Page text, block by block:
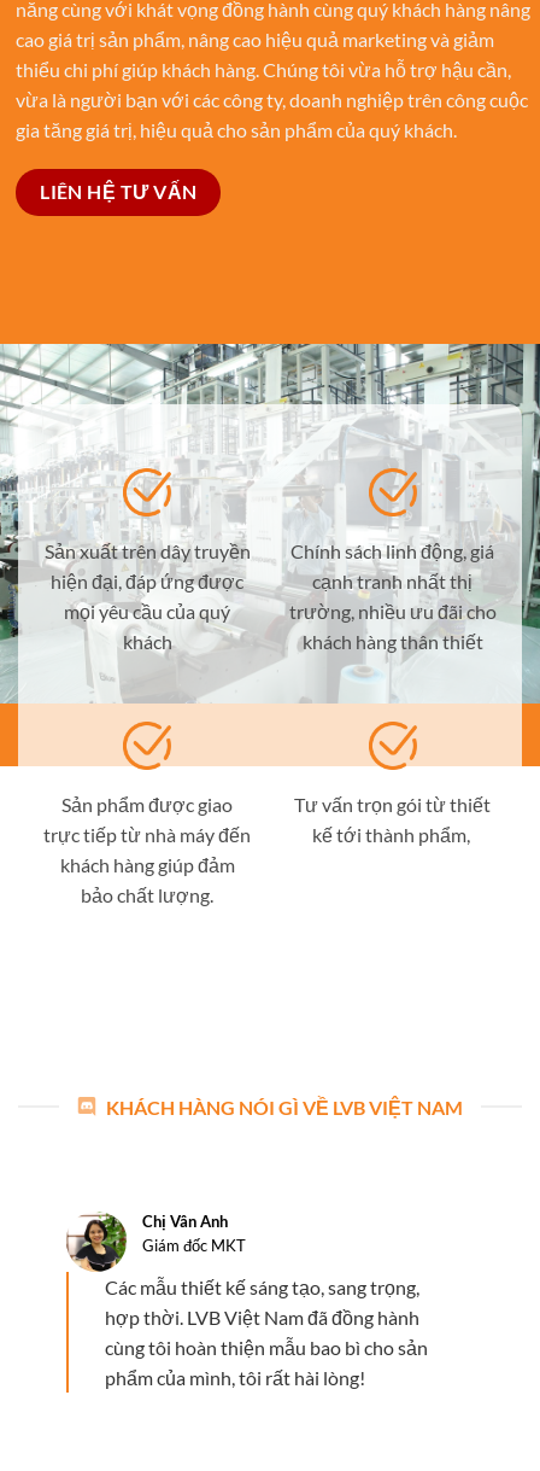
năng cùng với khát vọng đồng hành cùng quý khách hàng nâng
cao giá trị sản phẩm, nâng cao hiệu quả marketing và giảm
thiểu chi phí giúp khách hàng. Chúng tôi vừa hỗ trợ hậu cần,
vừa là người bạn với các công ty, doanh nghiệp trên công cuộc
gia tăng giá trị, hiệu quả cho sản phẩm của quý khách.
LIÊN HỆ TƯ VẤN
Sản xuất trên dây truyền
hiện đại, đáp ứng được
mọi yêu cầu của quý
khách
Chính sách linh động, giá
cạnh tranh nhất thị
trường, nhiều ưu đãi cho
khách hàng thân thiết
Sản phẩm được giao
trực tiếp từ nhà máy đến
khách hàng giúp đảm
bảo chất lượng.
Tư vấn trọn gói từ thiết
kế tới thành phẩm,
KHÁCH HÀNG NÓI GÌ VỀ LVB VIỆT NAM
Chị Vân Anh
Giám đốc MKT
Các mẫu thiết kế sáng tạo, sang trọng,
hợp thời. LVB Việt Nam đã đồng hành
cùng tôi hoàn thiện mẫu bao bì cho sản
phẩm của mình, tôi rất hài lòng!